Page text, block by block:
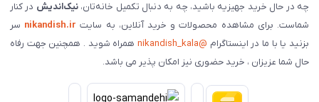
چه در حال خرید جهیزیه باشید، چه به دنبال تکمیل خانه‌تان،نیک‌اندیش در کنار
شماست. برای مشاهده محصولات و خرید آنلاین، به سایت nikandish.ir سر
بزنید یا با ما در اینستاگرام @nikandish_kala
همراه شوید . همچنین جهت رفاه
حال شما عزیزان ، خرید حضوری نیز امکان پذیر می باشد.